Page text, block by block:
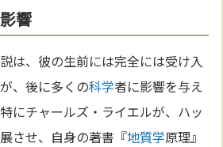
響
は、彼の生前には完全には受け入
、後に多くの科学者に影響を与え
にチャールズ・ライエルが、ハッ
させ、自身の著書『地質学原理』